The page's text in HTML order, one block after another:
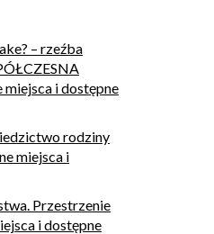
– rzeźba
miejsca i dostępne
rodziny
miejsca i
Przestrzenie
i dostępne